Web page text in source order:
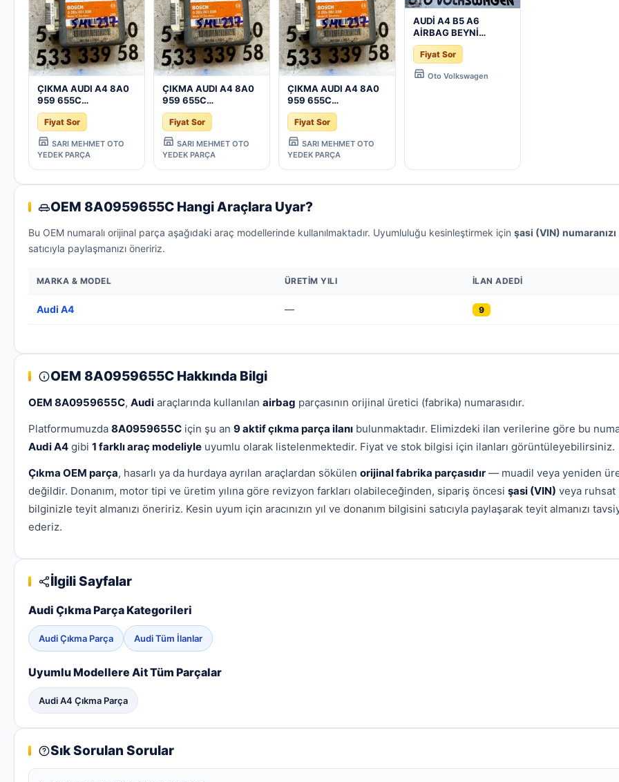
ÇIKMA AUDI A4 8A0
959 655C
8A0959655C
AIRBAG BEYNİ -
Konya Çıkma Parça
Fiyat Sor
SARI MEHMET OTO
YEDEK PARÇA
ÇIKMA AUDI A4 8A0
959 655C
8A0959655C
AIRBAG BEYNİ -
Konya Çıkma Parça
Fiyat Sor
SARI MEHMET OTO
YEDEK PARÇA
ÇIKMA AUDI A4 8A0
959 655C
8A0959655C
AIRBAG BEYNİ -
Konya Çıkma Parça
Fiyat Sor
SARI MEHMET OTO
YEDEK PARÇA
AUDİ A4 B5 A6
AİRBAG BEYNİ
8A0959655C 8A0
959 655 C ÇIKMA
ORJİNA
Fiyat Sor
Oto Volkswagen
OEM 8A0959655C Hangi Araçlara Uyar?
Bu OEM numaralı orijinal parça aşağıdaki araç modellerinde kullanılmaktadır. Uyumluluğu kesinleştirmek için şasi (VIN) numaranızı
satıcıyla paylaşmanızı öneririz.
MARKA & MODEL ÜRETIM YILI İLAN ADEDI
Audi A4 — 9
OEM 8A0959655C Hakkında Bilgi
OEM 8A0959655C, Audi araçlarında kullanılan airbag parçasının orijinal üretici (fabrika) numarasıdır.
Platformumuzda 8A0959655C için şu an 9 aktif çıkma parça ilanı bulunmaktadır. Elimizdeki ilan verilerine göre bu
Audi A4 gibi 1 farklı araç modeliyle uyumlu olarak listelenmektedir. Fiyat ve stok bilgisi için ilanları görüntüleyebilirsiniz.
Çıkma OEM parça, hasarlı ya da hurdaya ayrılan araçlardan sökülen orijinal fabrika parçasıdır — muadil veya yeniden
değildir. Donanım, motor tipi ve üretim yılına göre revizyon farkları olabileceğinden, sipariş öncesi şasi (VIN) veya ruhsat
bilginizle teyit almanızı öneririz. Kesin uyum için aracınızın yıl ve donanım bilgisini satıcıyla paylaşarak teyit almanızı
ederiz.
İlgili Sayfalar
Audi Çıkma Parça Kategorileri
Audi Çıkma Parça Audi Tüm İlanlar
Uyumlu Modellere Ait Tüm Parçalar
Audi A4 Çıkma Parça
Sık Sorulan Sorular